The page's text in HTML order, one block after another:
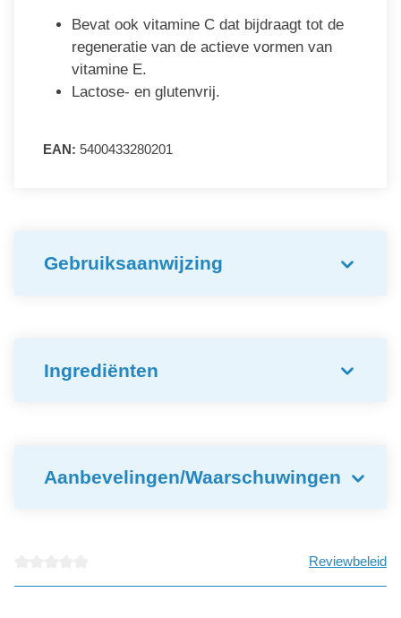
Bevat ook vitamine C dat bijdraagt tot de
regeneratie van de actieve vormen van
vitamine E.
Lactose- en glutenvrij.
EAN: 5400433280201
Gebruiksaanwijzing
Ingrediënten
Aanbevelingen/Waarschuwingen
Reviewbeleid